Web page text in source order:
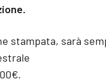
stampata, sarà